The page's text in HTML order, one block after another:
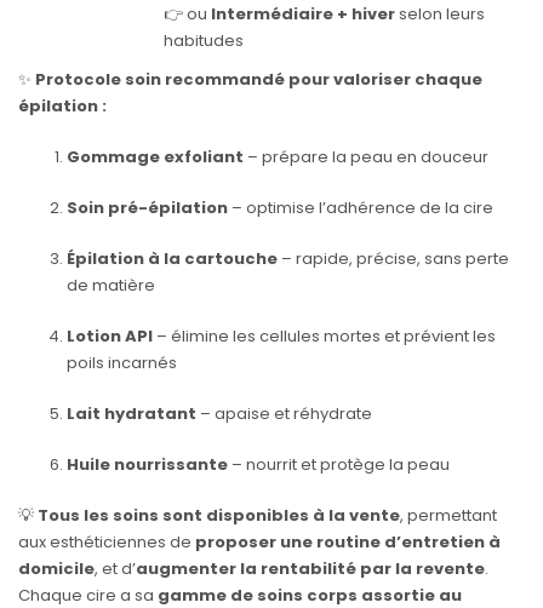
👉 ou Intermédiaire + hiverselon leurs
habitudes
✨ Protocole soin recommandé pour valoriser chaque
épilation :
Gommage exfoliant – prépare la peau en douceur
Soin pré-épilation – optimise l’adhérence de la cire
Épilation à la cartouche – rapide, précise, sans perte
de matière
Lotion API – élimine les cellules mortes et prévient les
poils incarnés
Lait hydratant – apaise et réhydrate
Huile nourrissante – nourrit et protège la peau
💡 Tous les soins sont disponibles à la vente, permettant
aux esthéticiennes de proposer une routine d’entretien à
domicile, et d’augmenter la rentabilité par la revente.
Chaque cire a sa gamme de soins corps assortie au